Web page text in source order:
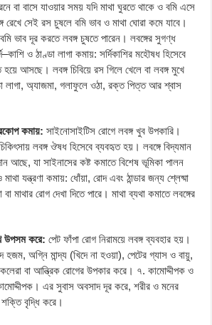
বা বাসে যাওয়ার সময় যদি মাথা ঘুরতে থাকে ও বমি এসে
রেখে সেই রস চুষলে বমি ভাব ও মাথা ঘোরা কমে যাবে।
ভাব দূর করতে লবঙ্গ চুষতে পারেন। লবঙ্গের সুগণ্ধ
ও ঠাণ্ডা লাগা কমায়: সর্দিকাশির মহৌষধ হিসেবে
আসছে। লবঙ্গ চিবিয়ে রস গিলে খেলে বা লবঙ্গ মুখে
লাগা, অ্যাজমা, গলাফুলে ওঠা, রক্ত পিত্ত আর শ্বাস
কমায়: সাইনোসাইটিস রোগে লবঙ্গ খুব উপকারি।
লবঙ্গ ঔষধ হিসেবে ব্যবহৃত হয়। লবঙ্গে বিদ্যমান
আছে, যা সাইনাসের কষ্ট কমাতে বিশেষ ভূমিকা পালন
যন্ত্রণা কমায়: ধোঁয়া, রোদ এবং ঠান্ডার জন্য শ্লেষ্মা
বা মাথার রোগ দেখা দিতে পারে। মাথা ব্যথা কমাতে লবঙ্গের
উপসম করে: পেট ফাঁপা রোগ নিরাময়ে লবঙ্গ ব্যবহার হয়।
হজম, অগ্নি মান্দ্য (খিদে না হওয়া), পেটের গ্যাস ও বায়ু,
বা আন্ত্রিক রোগের উপকার করে। ৭. কামোদ্দীপক ও
এর সুবাস অবসাদ দূর করে, শরীর ও মনের
বৃদ্ধি করে।